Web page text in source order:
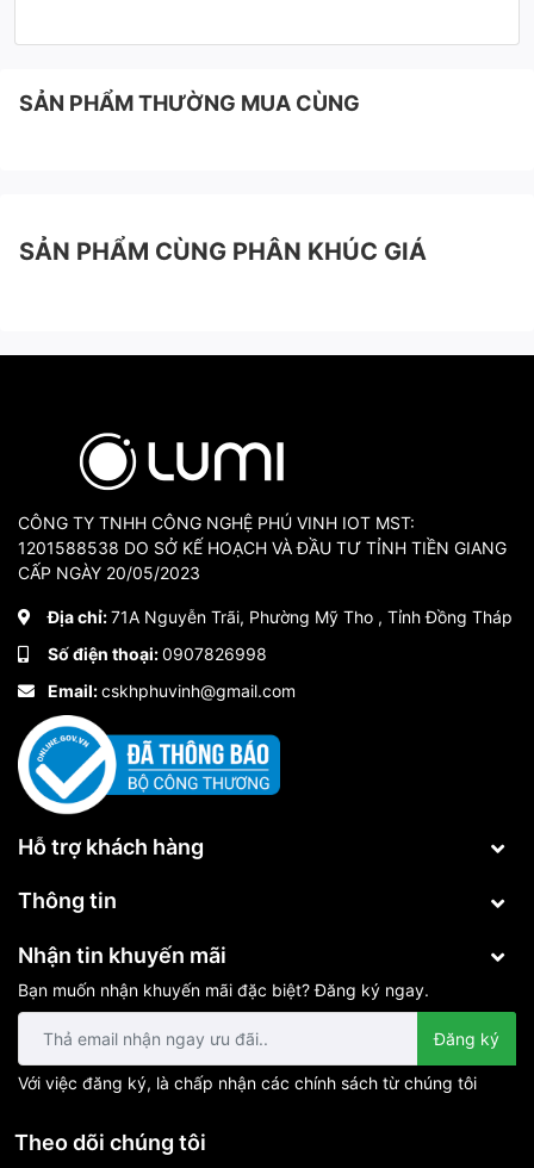
SẢN PHẨM THƯỜNG MUA CÙNG
SẢN PHẨM CÙNG PHÂN KHÚC GIÁ
CÔNG TY TNHH CÔNG NGHỆ PHÚ VINH IOT MST:
1201588538 DO SỞ KẾ HOẠCH VÀ ĐẦU TƯ TỈNH TIỀN GIANG
CẤP NGÀY 20/05/2023
Địa chỉ:71A Nguyễn Trãi, Phường Mỹ Tho , Tỉnh Đồng Tháp
Số điện thoại:0907826998
Email:cskhphuvinh@gmail.com
Hỗ trợ khách hàng
Thông tin
Nhận tin khuyến mãi
Bạn muốn nhận khuyến mãi đặc biệt? Đăng ký ngay.
Đăng ký
Với việc đăng ký, là chấp nhận các chính sách từ chúng tôi
Theo dõi chúng tôi